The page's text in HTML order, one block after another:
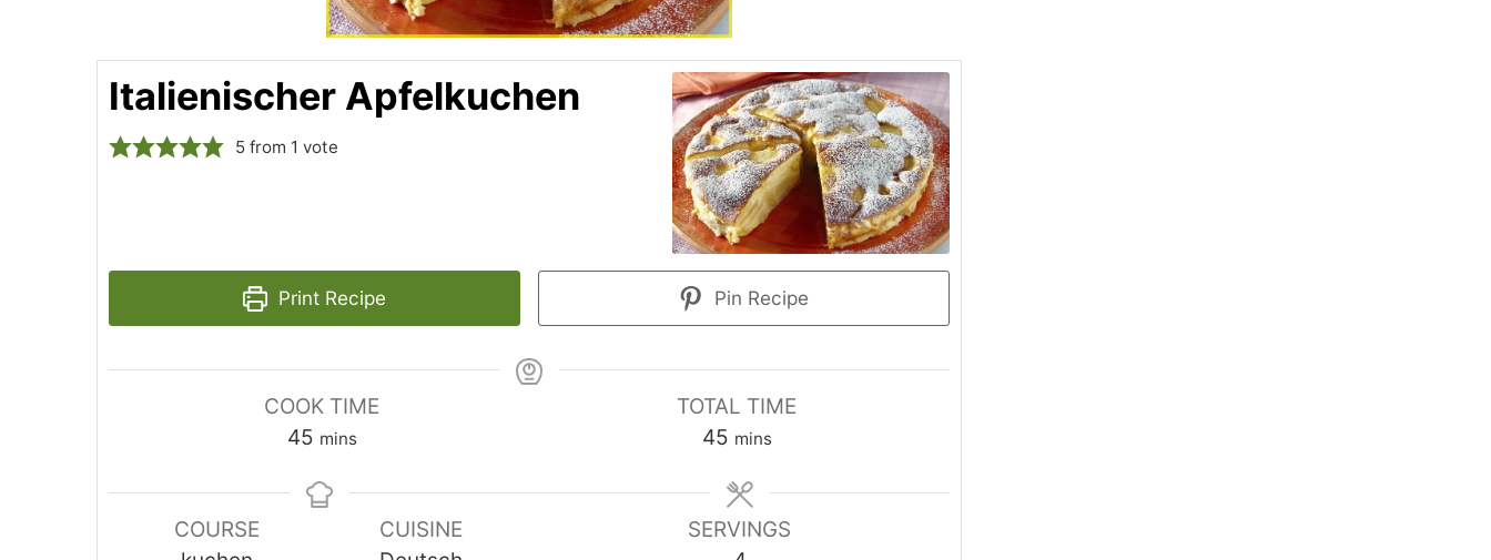
Italienischer Apfelkuchen
5 from 1 vote
Print Recipe Pin Recipe
COOK TIME
45minutes
mins
TOTAL TIME
45minutes
mins
COURSE
CUISINE
SERVINGS